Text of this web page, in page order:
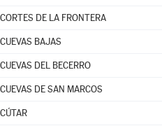
CORTES DE LA FRONTERA
CUEVAS BAJAS
CUEVAS DEL BECERRO
CUEVAS DE SAN MARCOS
CÚTAR